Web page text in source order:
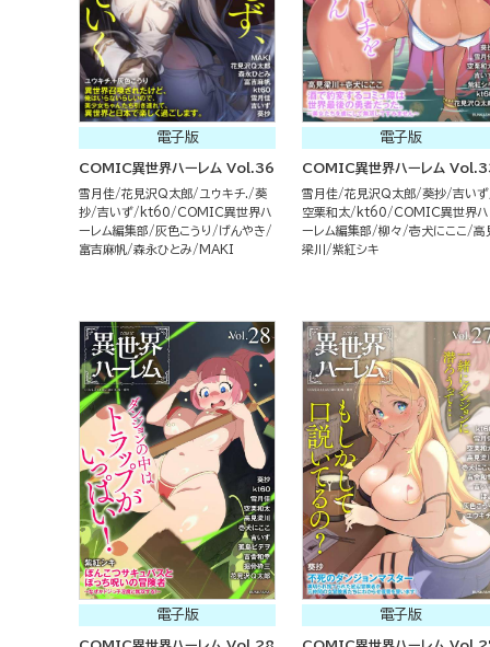
電子版
COMIC異世界ハーレム Vol.36
雪月佳 花見沢Q太郎 ユウキチ.
葵
抄 吉いず kt60
COMIC異世界ハ
ーレム編集部
灰色こうり
げんやき
富吉麻帆
森永ひとみ MAKI
電子版
COMIC異世界ハーレム
雪月佳 花見沢Q太郎 葵抄 吉いず
空栗和太
kt60
COMIC異世界ハ
ーレム編集部
柳々 壱犬にここ
高
梁川
紫紅シキ
電子版 電子版